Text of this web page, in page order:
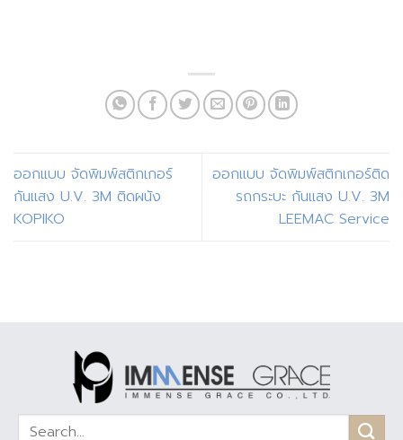
ออกแบบ จัดพิมพ์สติกเกอร์
กันแสง U.V. 3M ติดผนัง
KOPIKO
ออกแบบ จัดพิมพ์สติกเกอร์ติด
รถกระบะ กันแสง U.V. 3M
LEEMAC Service